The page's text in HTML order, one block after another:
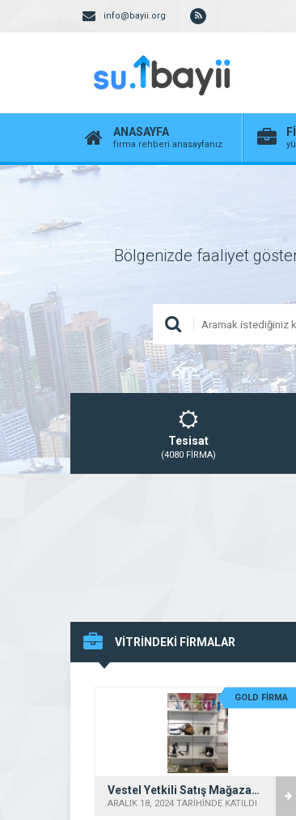
info@bayii.org
ANASAYFA
firma rehberi anasayfanız
Bölgenizde faaliyet
Tesisat
(4080 FİRMA)
VİTRİNDEKİ FİRMALAR
GOLD FİRMA
Vestel Etimesgut Elvan Yetkili Satış Mağazası – İki Grup
ARALIK 18, 2024 TARİHİNDE KATILDI